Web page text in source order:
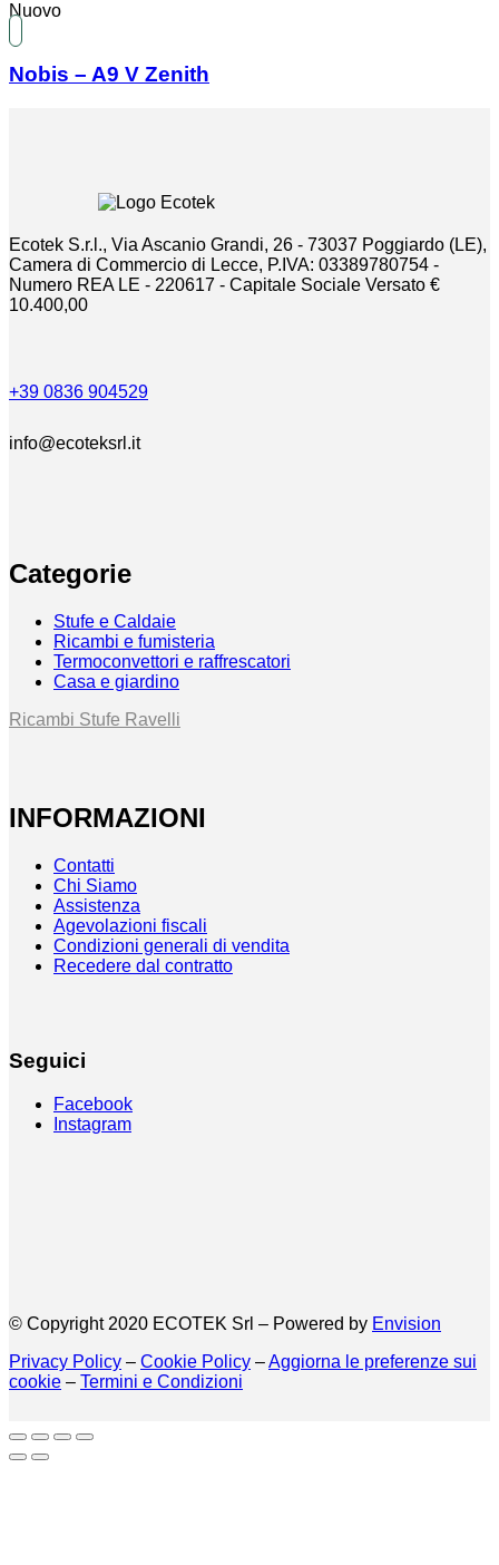
Nuovo
Nobis – A9 V Zenith
Ecotek S.r.l., Via Ascanio Grandi, 26 - 73037 Poggiardo (LE),
Camera di Commercio di Lecce, P.IVA: 03389780754 -
Numero REA LE - 220617 - Capitale Sociale Versato €
10.400,00
+39 0836 904529
info@ecoteksrl.it
Categorie
Stufe e Caldaie
Ricambi e fumisteria
Termoconvettori e raffrescatori
Casa e giardino
Ricambi Stufe Ravelli
INFORMAZIONI
Contatti
Chi Siamo
Assistenza
Agevolazioni fiscali
Condizioni generali di vendita
Recedere dal contratto
Seguici
Facebook
Instagram
© Copyright 2020 ECOTEK Srl – Powered by Envision
Privacy Policy – Cookie Policy –Aggiorna le preferenze sui
cookie – Termini e Condizioni